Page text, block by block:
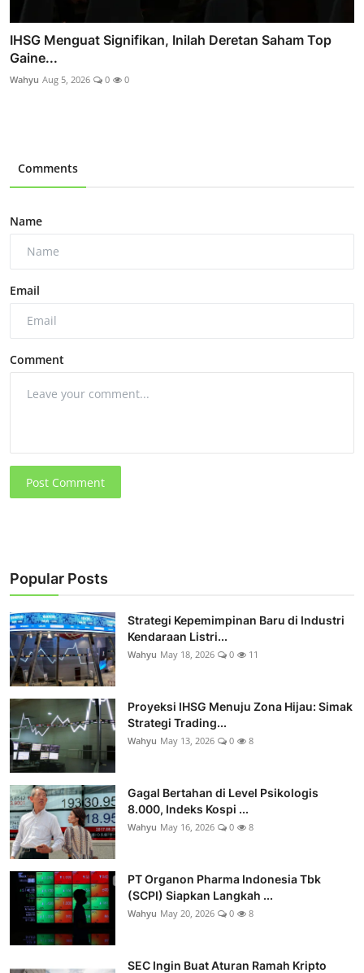
IHSG Menguat Signifikan, Inilah Deretan Saham Top
Gaine...
Wahyu Aug 5, 2026 0 0
Comments
Name
Email
Comment
Post Comment
Popular Posts
Strategi Kepemimpinan Baru di Industri
Kendaraan Listri...
Wahyu May 18, 2026 0 11
Proyeksi IHSG Menuju Zona Hijau: Simak
Strategi Trading...
Wahyu May 13, 2026 0 8
Gagal Bertahan di Level Psikologis
8.000, Indeks Kospi ...
Wahyu May 16, 2026 0 8
PT Organon Pharma Indonesia Tbk
(SCPI) Siapkan Langkah ...
Wahyu May 20, 2026 0 8
SEC Ingin Buat Aturan Ramah Kripto